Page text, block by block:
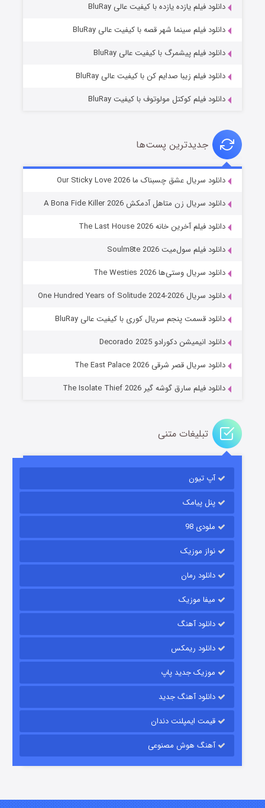
شوهر
عملیات آپارتمان
قسمت۲ (زیرنویس) منتشر شد
قسمت
قسمت۷ (زیرنویس) منتشر شد
دانلود فیلم یازده یازده با کیفیت عالی BluRay
دانلود فیلم سینما شهر قصه با کیفیت عالی BluRay
دانلود فیلم پیشمرگ با کیفیت عالی BluRay
دانلود فیلم زیبا صدایم کن با کیفیت عالی BluRay
دانلود فیلم کوکتل مولوتوف با کیفیت BluRay
جدیدترین پست‌ها
دانلود سریال عشق چسبناک ما Our Sticky Love 2026
دانلود سریال زن متاهل آدمکش A Bona Fide Killer 2026
دانلود فیلم آخرین خانه The Last House 2026
دانلود فیلم سول‌میت Soulm8te 2026
دانلود سریال وستی‌ها The Westies 2026
دانلود سریال One Hundred Years of Solitude 2024-2026
دانلود قسمت پنجم سریال کوری با کیفیت عالی BluRay
دانلود انیمیشن دکورادو Decorado 2025
دانلود سریال قصر شرقی The East Palace 2026
دانلود فیلم سارق گوشه گیر The Isolate Thief 2026
تبلیغات متنی
آپ تیون
پنل پیامک
ملودی 98
نواز موزیک
دانلود رمان
میفا موزیک
دانلود آهنگ
دانلود ریمکس
موزیک جدید پاپ
دانلود آهنگ جدید
قیمت ایمپلنت دندان
آهنگ هوش مصنوعی